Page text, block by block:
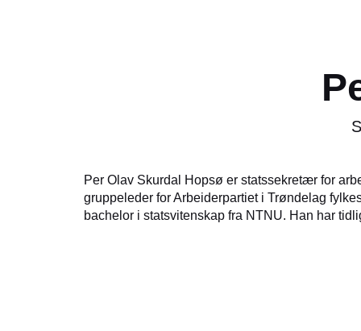
Per Olav Skurdal Hopsø er statssekretær for
gruppeleder for Arbeiderpartiet i Trøndelag
bachelor i statsvitenskap fra NTNU. Han har